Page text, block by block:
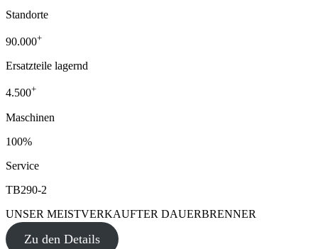
Standorte
90.000+
Ersatzteile lagernd
4.500+
Maschinen
100%
Service
TB290-2
UNSER MEISTVERKAUFTER DAUERBRENNER
Zu den Details